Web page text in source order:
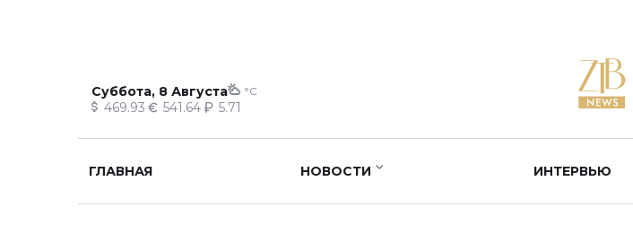
Суббота, 8 Августа °C
469.93 541.64 5.71
ГЛАВНАЯ НОВОСТИ ИНТЕРВЬЮ